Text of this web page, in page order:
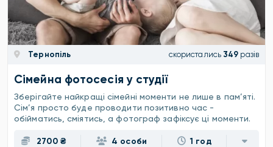
Тернопіль скористались 349 разів
Сімейна фотосесія у студії
Зберігайте найкращі сімейні моменти не лише в пам’яті.
Сім’я просто буде проводити позитивно час -
обійматись, сміятись, а фотограф зафіксує ці моменти.
2700 ₴ 4 особи 1 год